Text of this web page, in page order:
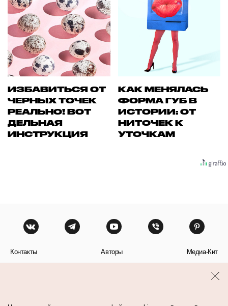
ИЗБАВИТЬСЯ ОТ
ЧЕРНЫХ ТОЧЕК
РЕАЛЬНО! ВОТ
ДЕЛЬНАЯ
ИНСТРУКЦИЯ
КАК МЕНЯЛАСЬ
ФОРМА ГУБ В
ИСТОРИИ: ОТ
НИТОЧЕК К
УТОЧКАМ
Контакты Авторы Медиа-Кит